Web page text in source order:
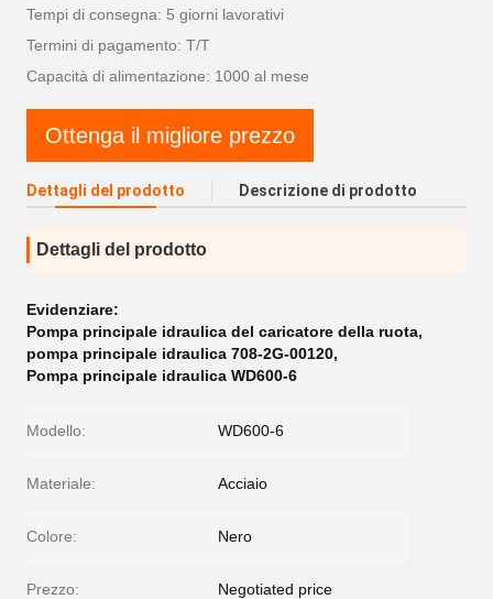
Tempi di consegna: 5 giorni lavorativi
Termini di pagamento: T/T
Capacità di alimentazione: 1000 al mese
Ottenga il migliore prezzo
Dettagli del prodotto Descrizione di prodotto
Dettagli del prodotto
Evidenziare:
Pompa principale idraulica del caricatore della ruota,
pompa principale idraulica 708-2G-00120,
Pompa principale idraulica WD600-6
Modello: WD600-6
Materiale: Acciaio
Colore: Nero
Prezzo: Negotiated price